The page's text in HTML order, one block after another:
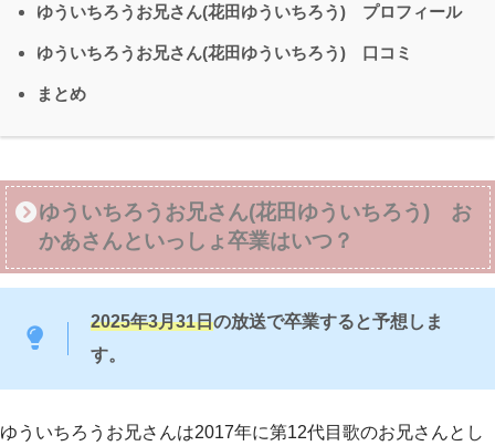
ゆういちろうお兄さん(花田ゆういちろう) プロフィール
ゆういちろうお兄さん(花田ゆういちろう) 口コミ
まとめ
ゆういちろうお兄さん(花田ゆういちろう) お
かあさんといっしょ卒業はいつ？
2025年3月31日の放送で卒業すると予想しま
す。
ゆういちろうお兄さんは2017年に第12代目歌のお兄さんとし